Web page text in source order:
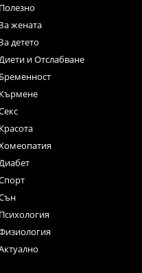
Полезно
жената
детето
и Отслабване
Бременност
Кърмене
Красота
Психология